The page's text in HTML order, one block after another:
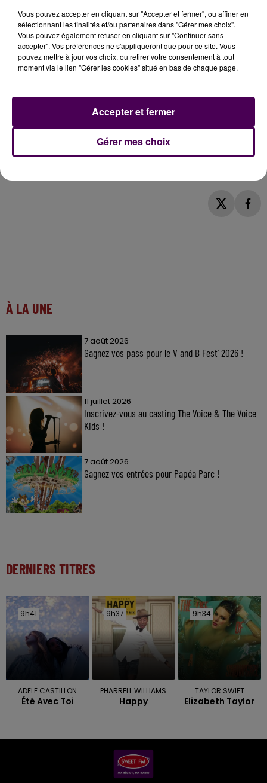
plusieurs élus de terrain étaient là : le conseiller
départemental et maire d'Allonnes Gilles Leproust,
son homologue maire de Louvigny, Olivier Mauraisin ou
encore Anne Beauchef, pour représenter le Conseil
avaient fait le déplacement en ce jour de
mobilisation à Mamers : aux
locaux du Maine Libre ou encore de Sweet FM, se sont
À LA UNE
7 août 2026
Gagnez vos pass pour le V and B Fest' 2026 !
11 juillet 2026
Inscrivez-vous au casting The Voice & The Voice
Kids !
7 août 2026
Gagnez vos entrées pour Papéa Parc !
DERNIERS TITRES
9h41
9h41
ADELE CASTILLON
Été Avec Toi
9h37
9h37
PHARRELL WILLIAMS
Happy
9h34
9h34
TAYLOR SWIFT
Elizabeth Taylor
Vous pouvez accepter en cliquant sur "Accepter et fermer", ou affiner en
sélectionnant les finalités et/ou partenaires dans "Gérer mes choix".
Vous pouvez également refuser en cliquant sur "Continuer sans
accepter". Vos préférences ne s'appliqueront que pour ce site. Vous
pouvez mettre à jour vos choix, ou retirer votre consentement à tout
moment via le lien "Gérer les cookies" situé en bas de chaque page.
Gérer mes choix
Accepter et fermer